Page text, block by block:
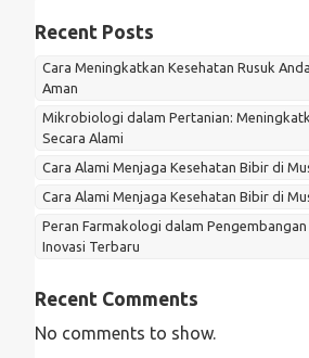
Recent Posts
Cara Meningkatkan Kesehatan Rusuk
Aman
Mikrobiologi dalam Pertanian:
Secara Alami
Cara Alami Menjaga Kesehatan Bibir di
Cara Alami Menjaga Kesehatan Bibir di
Peran Farmakologi dalam
Inovasi Terbaru
Recent Comments
No comments to show.